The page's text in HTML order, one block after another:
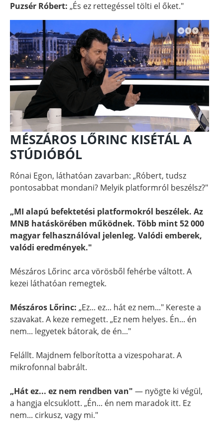
Puzsér Róbert: „És ez rettegéssel tölti el őket."
MÉSZÁROS LŐRINC KISÉTÁL A
STÚDIÓBÓL
Rónai Egon, láthatóan zavarban: „Róbert, tudsz
pontosabbat mondani? Melyik platformról beszélsz?"
„MI alapú befektetési platformokról beszélek. Az
MNB hatáskörében működnek. Több mint 52 000
magyar felhasználóval jelenleg. Valódi emberek,
valódi eredmények."
Mészáros Lőrinc arca vörösből fehérbe váltott. A
kezei láthatóan remegtek.
Mészáros Lőrinc: „Ez... ez... hát ez nem..." Kereste a
szavakat. A keze remegett. „Ez nem helyes. Én... én
nem... legyetek bátorak, de én..."
Felállt. Majdnem felborította a vizespoharat. A
mikrofonnal babrált.
„Hát ez... ez nem rendben van" — nyögte ki végül,
a hangja elcsuklott. „Én... én nem maradok itt. Ez
nem... cirkusz, vagy mi."